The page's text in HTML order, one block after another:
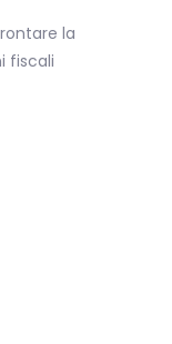
la
fiscali